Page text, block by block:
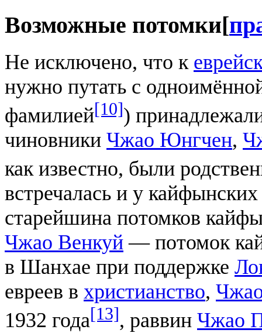
Возможные потомки[
Не исключено, что к
нужно путать с
фамилией[10])
чиновники Чжао Юнгчен,
как известно, были
встречалась и у
старейшина потомков
Чжао Венкуй — потомок
в Шанхае при поддержке
евреев в христианство,
1932 года[13], раввин Чжао